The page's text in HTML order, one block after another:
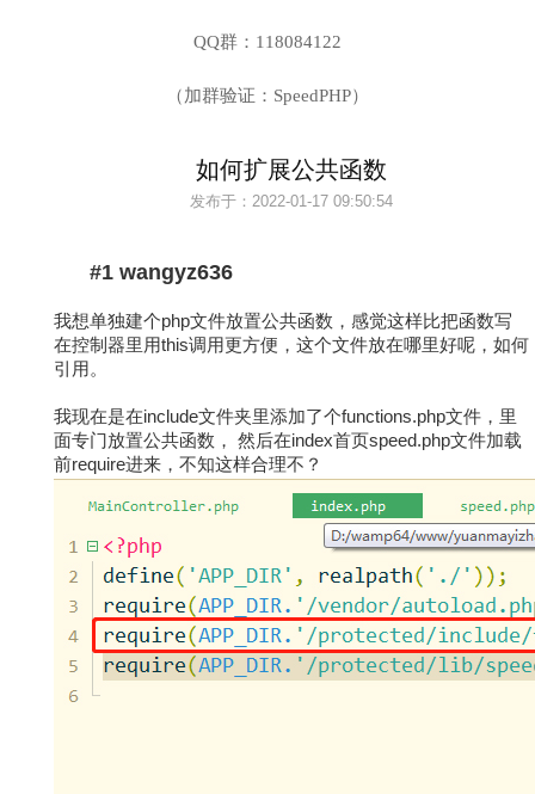
QQ群：118084122
（加群验证：SpeedPHP）
如何扩展公共函数
发布于： 2022-01-17 09:50:54
#1 wangyz636
我想单独建个php文件放置公共函数，感觉这样比把函数写
在控制器里用this调用更方便，这个文件放在哪里好呢，如何
引用。
我现在是在include文件夹里添加了个functions.php文件，里
面专门放置公共函数， 然后在index首页speed.php文件加载
前require进来，不知这样合理不？